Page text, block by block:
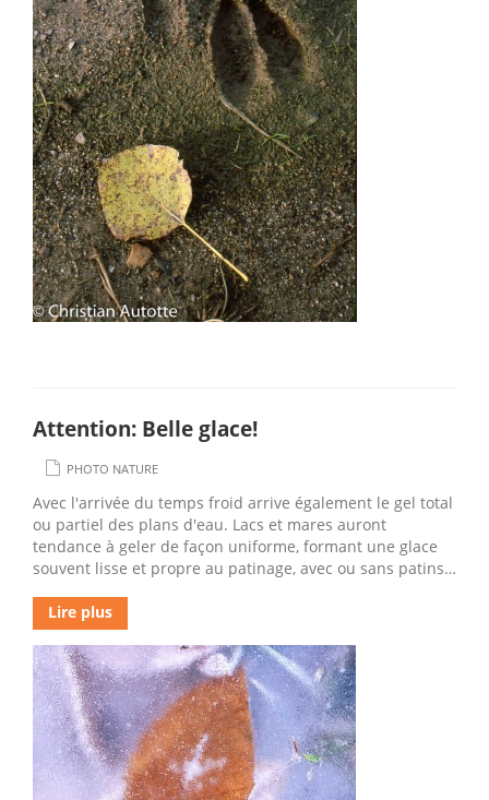
Attention: Belle glace!
PHOTO NATURE
Avec l'arrivée du temps froid arrive également le gel total
ou partiel des plans d'eau. Lacs et mares auront
tendance à geler de façon uniforme, formant une glace
souvent lisse et propre au patinage, avec ou sans patins…
Lire plus